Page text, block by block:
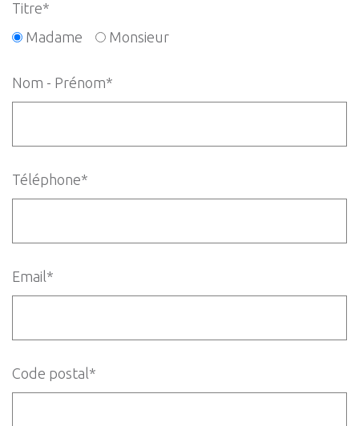
Titre*
Madame
Monsieur
Nom - Prénom*
Téléphone*
Email*
Code postal*